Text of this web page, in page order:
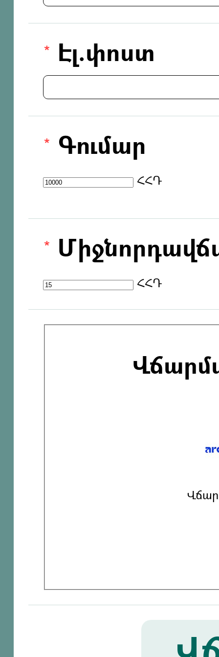
Էլ.փոստ
Գումար
ՀՀԴ
ՀՀԴ